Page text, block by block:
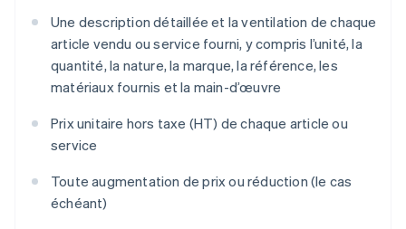
Une description détaillée et la ventilation de chaque
article vendu ou service fourni, y compris l’unité, la
quantité, la nature, la marque, la référence, les
matériaux fournis et la main-d’œuvre
Prix unitaire hors taxe (HT) de chaque article ou
service
Toute augmentation de prix ou réduction (le cas
échéant)